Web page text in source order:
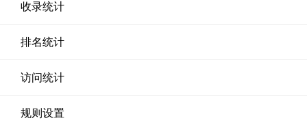
收录统计
排名统计
访问统计
规则设置